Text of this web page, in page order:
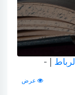
| -
عرض